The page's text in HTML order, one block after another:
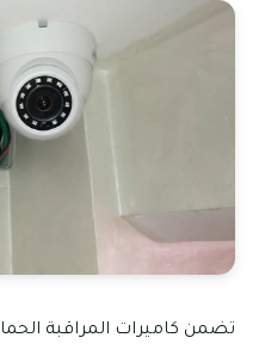
تضمن كاميرات المراقبة